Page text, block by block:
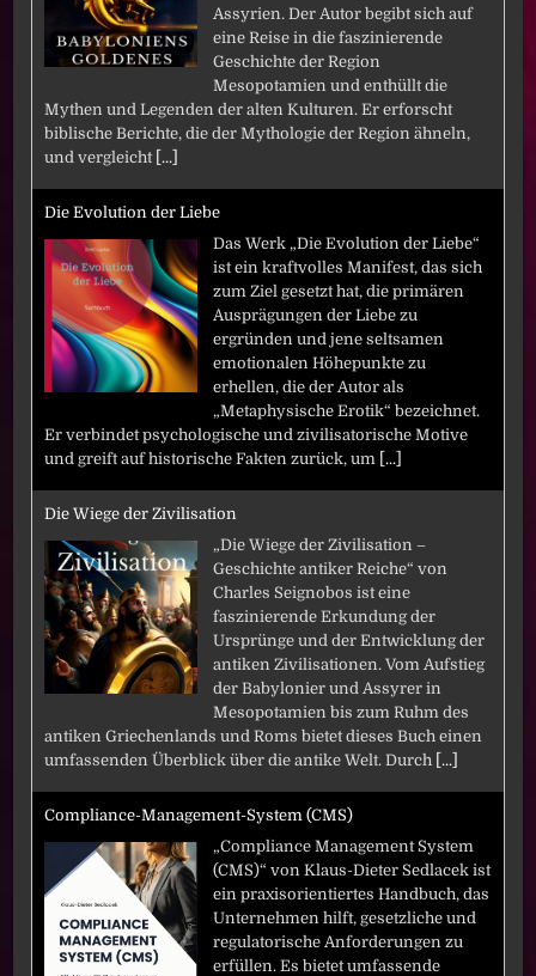
Assyrien. Der Autor begibt sich auf
eine Reise in die faszinierende
Geschichte der Region
Mesopotamien und enthüllt die
Mythen und Legenden der alten Kulturen. Er erforscht
biblische Berichte, die der Mythologie der Region ähneln,
und vergleicht [...]
Die Evolution der Liebe
Das Werk „Die Evolution der Liebe“
ist ein kraftvolles Manifest, das sich
zum Ziel gesetzt hat, die primären
Ausprägungen der Liebe zu
ergründen und jene seltsamen
emotionalen Höhepunkte zu
erhellen, die der Autor als
„Metaphysische Erotik“ bezeichnet.
Er verbindet psychologische und zivilisatorische Motive
und greift auf historische Fakten zurück, um [...]
Die Wiege der Zivilisation
„Die Wiege der Zivilisation –
Geschichte antiker Reiche“ von
Charles Seignobos ist eine
faszinierende Erkundung der
Ursprünge und der Entwicklung der
antiken Zivilisationen. Vom Aufstieg
der Babylonier und Assyrer in
Mesopotamien bis zum Ruhm des
antiken Griechenlands und Roms bietet dieses Buch einen
umfassenden Überblick über die antike Welt. Durch [...]
Compliance-Management-System (CMS)
„Compliance Management System
(CMS)“ von Klaus-Dieter Sedlacek ist
ein praxisorientiertes Handbuch, das
Unternehmen hilft, gesetzliche und
regulatorische Anforderungen zu
erfüllen. Es bietet umfassende